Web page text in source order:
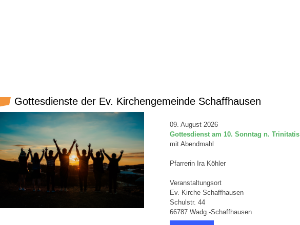
Gottesdienste der Ev. Kirchengemeinde Schaffhausen
09. August 2026
Gottesdienst am 10. Sonntag n. Trinitatis
mit Abendmahl
Pfarrerin Ira Köhler
Veranstaltungsort
Ev. Kirche Schaffhausen
Schulstr. 44
66787 Wadg.-Schaffhausen